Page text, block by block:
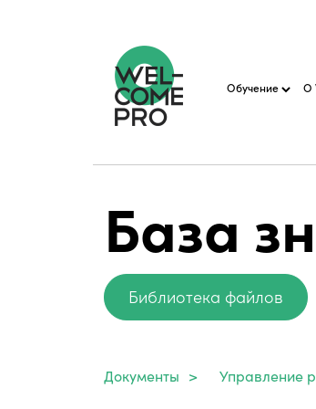
Обучение О
База
Библиотека файлов
Документы > Управление